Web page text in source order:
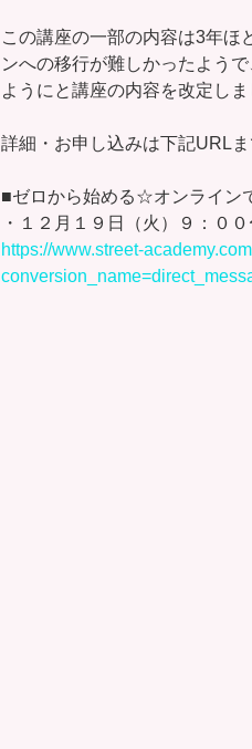
この講座の一部の内容は3年ほ
ンへの移行が難しかったよう
ようにと講座の内容を改定しま
詳細・お申し込みは下記URLま
■ゼロから始める☆オンライン
・１２月１９日（火）９：０
https://www.street-